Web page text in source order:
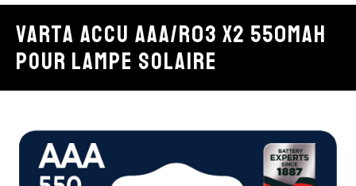
VARTA ACCU AAA/R03 X2 550MAH
POUR LAMPE SOLAIRE